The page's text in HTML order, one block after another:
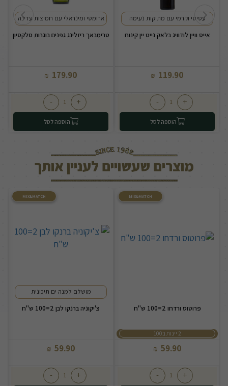
עסיסי וקרמי עם מתיקות נעימה
אייס וויין לודוויג בלאק נייט יין קינוח
119.90
₪
+
-
הוספה לסל
ארומטי ומינראלי עם חמיצות עדינה
טרימבאך ריזלינג גפנים בוגרות סלקסיון
179.90
₪
+
-
הוספה לסל
מוצרים שעשויים לעניין אותך
MIX&MATCH
פרוטוס ורדחו 2=100 ש"ח
2 יינות ב100
59.90
₪
+
-
MIX&MATCH
מושלם למנה ים תיכונית
צ'יקוניה ברנקו לבן 2=100 ש"ח
59.90
₪
+
-